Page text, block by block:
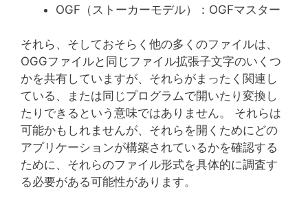
OGF（ストーカーモデル）：OGFマスター
それら、そしておそらく他の多くのファイルは、
OGGファイルと同じファイル拡張子文字のいくつ
かを共有していますが、それらがまったく関連し
ている、または同じプログラムで開いたり変換し
たりできるという意味ではありません。 それらは
可能かもしれませんが、それらを開くためにどの
アプリケーションが構築されているかを確認する
ために、それらのファイル形式を具体的に調査す
る必要がある可能性があります。